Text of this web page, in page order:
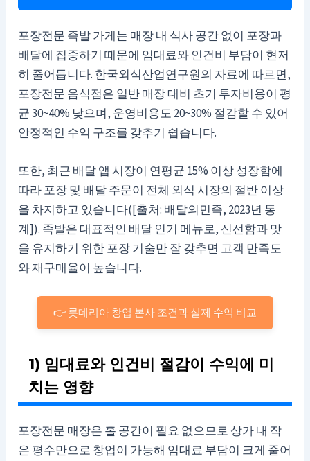
포장전문 족발 가게는 매장 내 식사 공간 없이 포장과
배달에 집중하기 때문에 임대료와 인건비 부담이 현저
히 줄어듭니다. 한국외식산업연구원의 자료에 따르면,
포장전문 음식점은 일반 매장 대비 초기 투자비용이 평
균 30~40% 낮으며, 운영비용도 20~30% 절감할 수 있어
안정적인 수익 구조를 갖추기 쉽습니다.
또한, 최근 배달 앱 시장이 연평균 15% 이상 성장함에
따라 포장 및 배달 주문이 전체 외식 시장의 절반 이상
을 차지하고 있습니다([출처: 배달의민족, 2023년 통
계]). 족발은 대표적인 배달 인기 메뉴로, 신선함과 맛
을 유지하기 위한 포장 기술만 잘 갖추면 고객 만족도
와 재구매율이 높습니다.
👉 롯데리아 창업 본사 조건과 실제 수익 비교
1) 임대료와 인건비 절감이 수익에 미
치는 영향
포장전문 매장은 홀 공간이 필요 없으므로 상가 내 작
은 평수만으로 창업이 가능해 임대료 부담이 크게 줄어